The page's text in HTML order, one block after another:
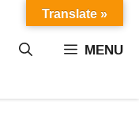
MENU
Translate »